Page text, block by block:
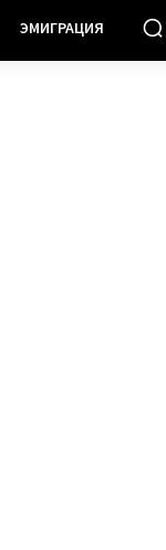
ЭМИГРАЦИЯ